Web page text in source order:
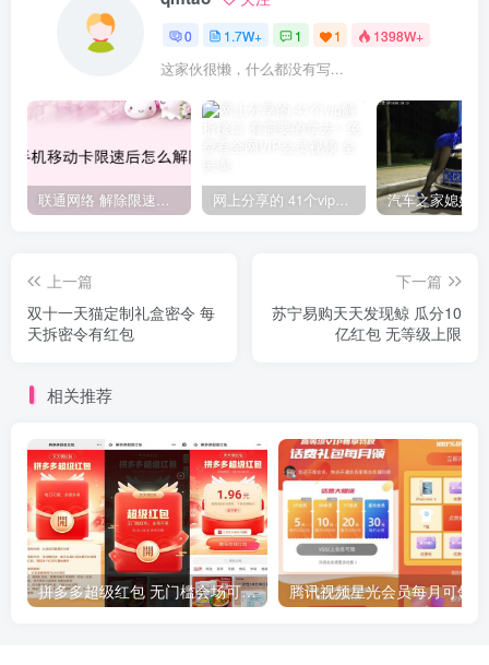
0 1.7W+ 1 1 1398W+
这家伙很懒，什么都没有写...
联通网络 解除限速方法参考！畅享、畅玩、老白干等及其它地区自测了 网上分享的 41个vip解析接口 有需要的拿去~ 免费看全网VIP会员视频
上一篇
双十一天猫定制礼盒密令 每
天拆密令有红包
下一篇
苏宁易购天天发现鲸 瓜分10
亿红包 无等级上限
相关推荐
拼多多超级红包 无门槛会场可用 天天可领 最高88.88元